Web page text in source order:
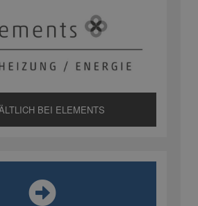
BEI ELEMENTS